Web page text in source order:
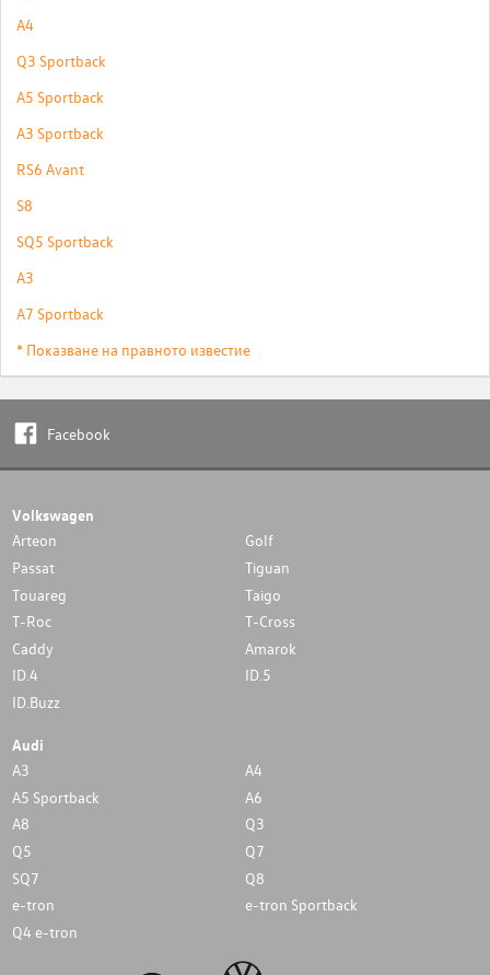
A4
Q3 Sportback
A5 Sportback
A3 Sportback
RS6 Avant
S8
SQ5 Sportback
A3
A7 Sportback
* Показване на правното известие
Facebook
Volkswagen
Arteon
Golf
Passat
Tiguan
Touareg
Taigo
T-Roc
T-Cross
Caddy
Amarok
ID.4
ID.5
ID.Buzz
Audi
A3
A4
A5 Sportback
A6
A8
Q3
Q5
Q7
SQ7
Q8
e-tron
e-tron Sportback
Q4 e-tron